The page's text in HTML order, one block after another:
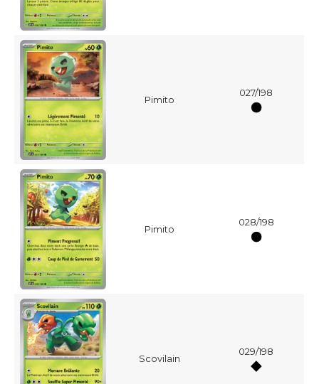
Pimito
027/198
Pimito
028/198
Scovilain
029/198